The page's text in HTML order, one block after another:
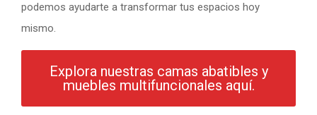
podemos ayudarte a transformar tus espacios hoy
mismo.
Explora nuestras camas abatibles y
muebles multifuncionales aquí.